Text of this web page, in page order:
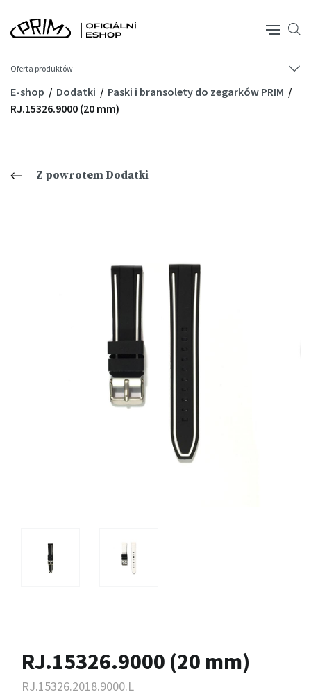
Oferta produktów
E-shop Dodatki
Paski i bransolety do zegarków PRIM
RJ.15326.9000 (20 mm)
Z powrotem Dodatki
RJ.15326.9000 (20 mm)
RJ.15326.2018.9000.L